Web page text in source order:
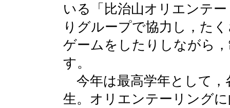
いる「比治山オリエンテ
りグループで協力し，た
ゲームをしたりしながら
す。
今年は最高学年として，
生。オリエンテーリング